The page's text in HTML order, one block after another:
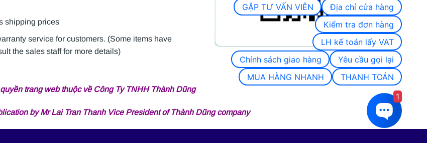
shipping prices
service for customers. (Some items have
the sales staff for more details)
trang web thuộc về Công Ty TNHH Thành Dũng
by Mr Lai Tran Thanh Vice President of Thành Dũng company
GẶP TƯ VẤN VIÊN
Địa chỉ cửa hàng
Kiểm tra đơn hàng
LH kế toán lấy VAT
Chính sách giao hàng
Yêu cầu gọi lại
MUA HÀNG NHANH
THANH TOÁN
1